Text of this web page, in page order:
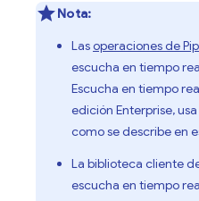
Nota:
Lasoperaciones de
escucha en tiempo
Escucha en tiempo
edición Enterprise,
como se describe en
La biblioteca cliente
escucha en tiempo